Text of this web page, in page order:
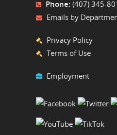
Phone: (407) 345-
Emails by
Privacy Policy
Terms of Use
Employment